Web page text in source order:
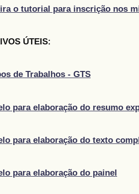
o tutorial para inscrição nos
ÚTEIS:
de Trabalhos - GTS
para elaboração do resumo
para elaboração do texto
para elaboração do painel